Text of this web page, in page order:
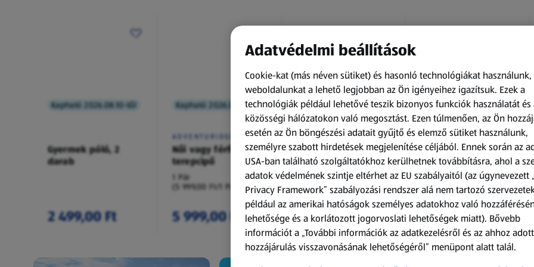
Kapható 2026.08.10-től
Gyermek póló, 2
darab
2 499,00 Ft
Kapható 2026.08.10-től
ADVENTURIDGE
Női vagy férfi
terepcipő
1 Pár
(5 999,00 Ft/1 Pár)
5 999,00 Ft
Kapható 2026.08.10-től
UP2FASHION MEN
Férfi pizsama
1 SOF
(1 999,00 Ft/1 SOF)
1 999,00 Ft
Kapható 2026.08.10-től
UP2FASHION WOMEN
Női kötött kardigán
1 darabonként
(2 799,00 Ft/1
darabonként)
2 799,00 Ft
Adatvédelmi beállítások
Cookie-kat (más néven sütiket) és hasonló technológiákat
weboldalunkat a lehető legjobban az Ön igényeihez igazítsuk. Ezek a
technológiák például lehetővé teszik bizonyos funkciók használatát és
közösségi hálózatokon való megosztást. Ezen túlmenően, az Ön
esetén az Ön böngészési adatait gyűjtő és elemző sütiket használunk,
személyre szabott hirdetések megjelenítése céljából. Ennek során az
USA-ban található szolgáltatókhoz kerülhetnek továbbításra, ahol a
adatok védelmének szintje eltérhet az EU szabályaitól (az úgynevezett
Privacy Framework” szabályozási rendszer alá nem tartozó
például az amerikai hatóságok személyes adatokhoz való
lehetősége és a korlátozott jogorvoslati lehetőségek miatt). Bővebb
információt a „További információk az adatkezelésről és az ahhoz adott
hozzájárulás visszavonásának lehetőségéről” menüpont alatt talál.